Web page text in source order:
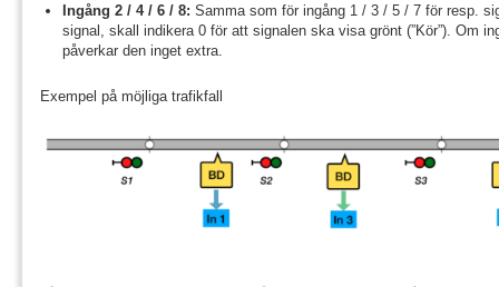
Ingång 2 / 4 / 6 / 8: Samma som för ingång 1 / 3 / 5 / 7 för resp.
signal, skall indikera 0 för att signalen ska visa grönt (”Kör”). Om
påverkar den inget extra.
Exempel på möjliga trafikfall